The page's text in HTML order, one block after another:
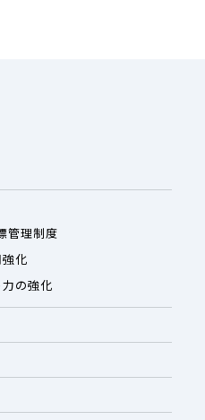
管理制度
化
の強化